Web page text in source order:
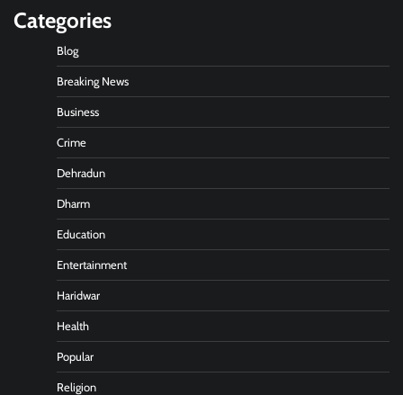
Categories
Blog
Breaking News
Business
Crime
Dehradun
Dharm
Education
Entertainment
Haridwar
Health
Popular
Religion